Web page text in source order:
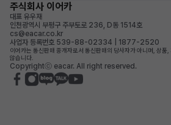
주식회사 이어카
대표 유우재
인천광역시 부평구 주부토로 236, D동 1514호
cs@eacar.co.kr
사업자 등록번호 539-88-02334 | 1877-2520
이어카는 통신판매 중개자로서 통신판매의 당사자가 아니며, 상품
않습니다.
Copyrightⓒ eacar. All right reserved.